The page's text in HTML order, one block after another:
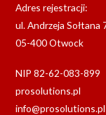
Adres rejestracji:
ul. Andrzeja Sołtana
05-400 Otwock
NIP 82-62-083-899
prosolutions.pl
info@prosolutions.pl